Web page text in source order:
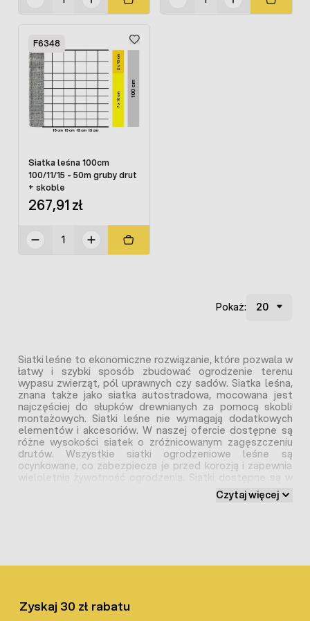
F6348
Siatka leśna 100cm
100/11/15 - 50m gruby drut
+ skoble
267,91 zł
Pokaż:
Siatki leśne to ekonomiczne rozwiązanie, które pozwala w
łatwy i szybki sposób zbudować ogrodzenie terenu
wypasu zwierząt, pól uprawnych czy sadów. Siatka leśna,
znana także jako siatka autostradowa, mocowana jest
najczęściej do słupków drewnianych za pomocą skobli
montażowych. Siatki leśne nie wymagają dodatkowych
elementów i akcesoriów. W naszej ofercie dostępne są
różne wysokości siatek o zróżnicowanym zagęszczeniu
drutów. Wszystkie siatki ogrodzeniowe leśne są
ocynkowane, co zabezpiecza je przed korozją i zapewnia
wieloletnią żywotność ogrodzenia. Siatki dostępne są w
rolkach po 50 mb. Opracowany przez nas specjalny sposób
pakowania daje możliwość wysyłania ich kurierem na
ogrodzeń
Jak sama nazwa wskazuje siatka leśna opracowana
została przez inżynierów z Lasów Państwowych do
Czytaj więcej
Zyskaj 30 zł rabatu